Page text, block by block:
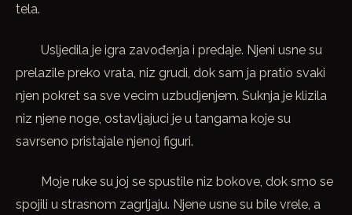
tela.
Usljedila je igra zavođenja i predaje. Njeni usne su
prelazile preko vrata, niz grudi, dok sam ja pratio svaki
njen pokret sa sve vecim uzbudjenjem. Suknja je klizila
niz njene noge, ostavljajuci je u tangama koje su
savrseno pristajale njenoj figuri.
Moje ruke su joj se spustile niz bokove, dok smo se
spojili u strasnom zagrljaju. Njene usne su bile vrele, a